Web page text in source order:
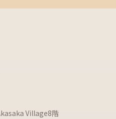
Village8階